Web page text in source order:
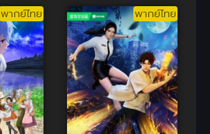
Xian Wang
de Richang
Shenghuo
ชีวิตประจำวัน
ของราชาแห่ง
เซียน ภาค 1
พากย์ไทย พากย์ไทย